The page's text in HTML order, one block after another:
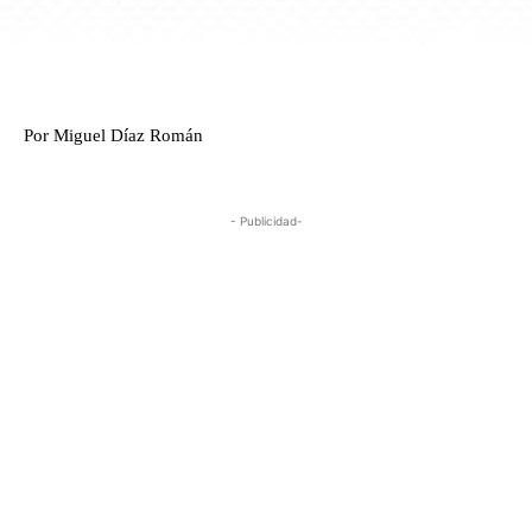
Por Miguel Díaz Román
- Publicidad-